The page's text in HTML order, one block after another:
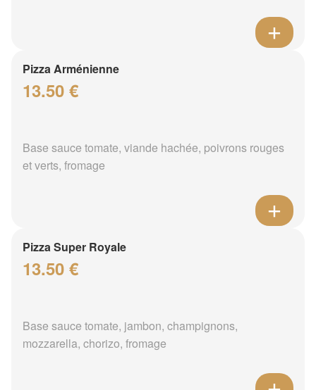
Pizza Arménienne
13.50 €
Base sauce tomate, viande hachée, poivrons rouges
et verts, fromage
Pizza Super Royale
13.50 €
Base sauce tomate, jambon, champignons,
mozzarella, chorizo, fromage